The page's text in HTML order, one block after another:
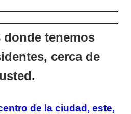
donde tenemos
cerca de
usted.
de la ciudad, este,